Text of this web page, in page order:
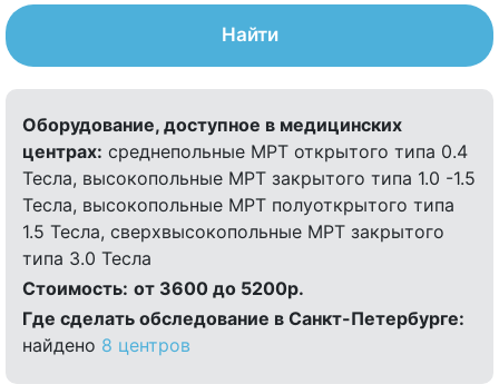
Найти
Оборудование, доступное в медицинских
центрах: среднепольные МРТ открытого типа 0.4
Тесла, высокопольные МРТ закрытого типа 1.0 -1.5
Тесла, высокопольные МРТ полуоткрытого типа
1.5 Тесла, сверхвысокопольные МРТ закрытого
типа 3.0 Тесла
Стоимость: от 3600 до 5200р.
Где сделать обследование в Санкт-Петербурге:
найдено 8 центров